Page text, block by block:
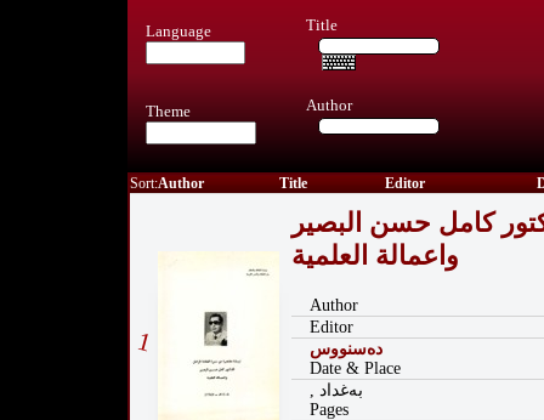
Language Title
Theme Author
Sort:Author Title Editor
1
كامل حسن البصير
واعمالة العلمية
Author
Editor
دەسنووس
Date & Place
, به‌غداد
Pages